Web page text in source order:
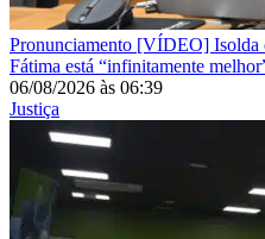
Pronunciamento [VÍDEO] Isolda
Fátima está “infinitamente
06/08/2026 às 06:39
Justiça